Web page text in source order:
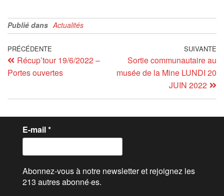
Publié dans Actualités
PRÉCÉDENTE
Récup’tour 19/6/2022 –
Portes ouvertes
SUIVANTE
Sortie communautaire au
musée de la Mine LUNDI 20
JUIN 2022
E-mail*
Abonnez-vous à notre newsletter et rejoignez les
213 autres abonné·es.